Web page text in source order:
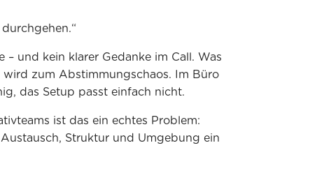
– und kein klarer Gedanke im Call. Was
zum Abstimmungschaos. Im Büro
das Setup passt einfach nicht.
ist das ein echtes Problem:
Struktur und Umgebung ein